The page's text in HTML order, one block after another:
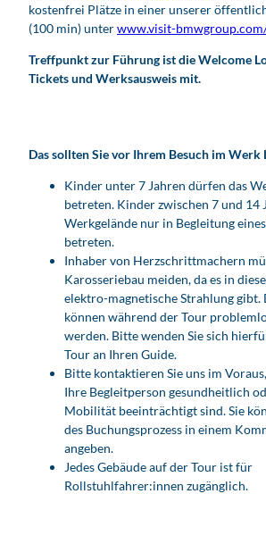
kostenfrei Plätze in einer unserer
(100 min) unterwww.visit-
Treffpunkt zur Führung ist die Welcome
Tickets und Werksausweis mit.
Das sollten Sie vor Ihrem Besuch im Werk
Kinder unter 7 Jahren dürfen das
betreten. Kinder zwischen 7 und 14
Werkgelände nur in Begleitung
betreten.
Inhaber von Herzschrittmachern
Karosseriebau meiden, da es in
elektro-magnetische Strahlung gibt.
können während der Tour
werden. Bitte wenden Sie sich
Tour an Ihren Guide.
Bitte kontaktieren Sie uns im
Ihre Begleitperson gesundheitlich
Mobilität beeinträchtigt sind. Sie
des Buchungsprozess in einem
angeben.
Jedes Gebäude auf der Tour ist für
Rollstuhlfahrer:innen zugänglich.